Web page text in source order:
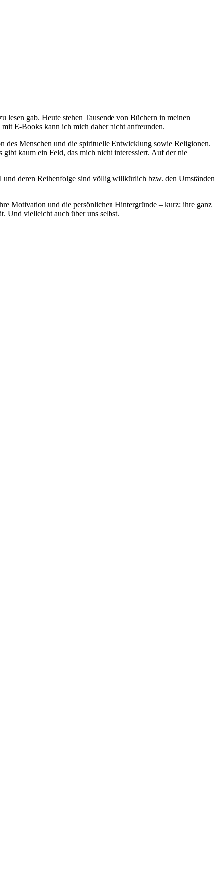
lesen gab. Heute stehen Tausende von Büchern in meinen
E-Books kann ich mich daher nicht anfreunden.
des Menschen und die spirituelle Entwicklung sowie Religionen.
kaum ein Feld, das mich nicht interessiert. Auf der nie
und deren Reihenfolge sind völlig willkürlich bzw. den Umständen
Motivation und die persönlichen Hintergründe – kurz: ihre ganz
Und vielleicht auch über uns selbst.